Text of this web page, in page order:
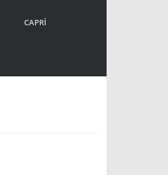
CAPRİ